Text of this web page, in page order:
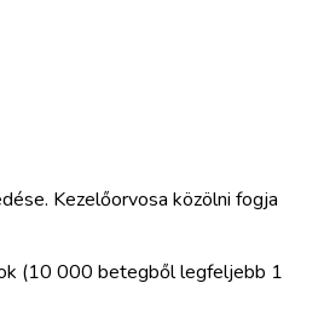
Kezelőorvosa közölni fogja
(10 000 betegből legfeljebb 1